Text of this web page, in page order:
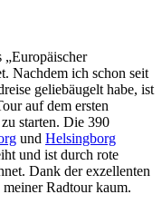
„Europäischer
Nachdem ich schon seit
geliebäugelt habe, ist
auf dem ersten
starten. Die 390
und Helsingborg
und ist durch rote
Dank der exzellenten
Radtour kaum.